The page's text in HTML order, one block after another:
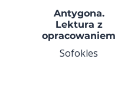
Antygona.
Lektura z
opracowaniem
Sofokles